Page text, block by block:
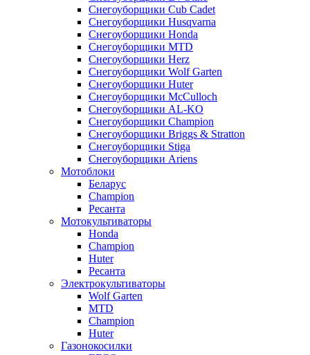
Снегоуборщики Cub Cadet
Снегоуборщики Husqvarna
Снегоуборщики Honda
Снегоуборщики MTD
Снегоуборщики Herz
Снегоуборщики Wolf Garten
Снегоуборщики Huter
Снегоуборщики McCulloch
Снегоуборщики AL-KO
Снегоуборщики Champion
Снегоуборщики Briggs & Stratton
Снегоуборщики Stiga
Снегоуборщики Ariens
Мотоблоки
Беларус
Champion
Ресанта
Мотокультиваторы
Honda
Champion
Huter
Ресанта
Электрокультиваторы
Wolf Garten
MTD
Champion
Huter
Газонокосилки